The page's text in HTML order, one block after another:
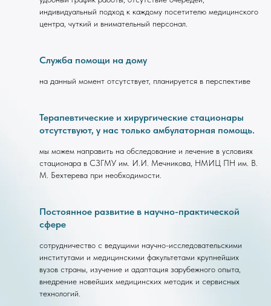
индивидуальный подход к каждому посетителю медицинского
центра, чуткий и внимательный персонал.
Служба помощи на дому
на данный момент отсутствует, планируется в перспективе
Терапевтические и хирургические стационары
отсутствуют, у нас только амбулаторная помощь.
мы можем направить на обследование и лечение в условиях
стационара в СЗГМУ им. И.И. Мечникова, НМИЦ ПН им. В.
М. Бехтерева при необходимости.
Постоянное развитие в научно-практической
сфере
сотрудничество с ведущими научно-исследовательскими
институтами и медицинскими факультетами крупнейших
вузов страны, изучение и адаптация зарубежного опыта,
внедрение новейших медицинских методик и сервисных
технологий.